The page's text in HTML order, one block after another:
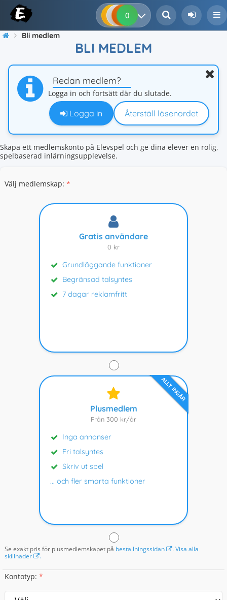
0 0 0
Bli medlem
BLI MEDLEM
Redan medlem?
Logga in och fortsätt där du slutade.
Logga in Återställ lösenordet
Skapa ett medlemskonto på Elevspel och ge dina elever en rolig,
spelbaserad inlärningsupplevelse.
Välj medlemskap: *
Gratis användare
0 kr
Grundläggande funktioner
Begränsad talsyntes
7 dagar reklamfritt
Plusmedlem
Från 300 kr/år
Inga annonser
Fri talsyntes
Skriv ut spel
... och fler smarta funktioner
ALLT INGÅR
Se exakt pris för plusmedlemskapet på beställningssidan . Visa alla
skillnader
.
Kontotyp: *